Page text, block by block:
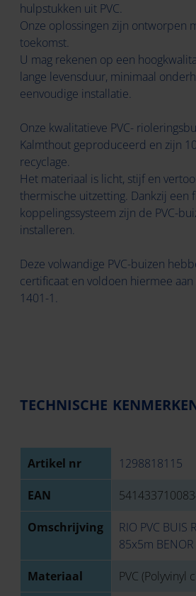
hulpstukken uit PVC.
Onze oplossingen zijn ontworpen
toekomst.
U mag rekenen op een
lange levensduur, minimaal
eenvoudige installatie.
Onze kwalitatieve PVC-
Kalmthout geproduceerd en zijn
recyclage.
Het materiaal is licht, stijf en
thermische uitzetting. Dankzij een
koppelingssysteem zijn de PVC-
installeren.
Deze volwandige PVC-buizen
certificaat en voldoen hiermee
1401-1.
TECHNISCHE
Artikel nr 1298818115
EAN
Omschrijving
RIO PVC BUIS
85x5m BENOR
Materiaal PVC (Polyvinyl